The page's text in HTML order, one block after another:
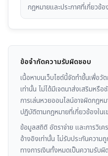
กฎหมายและประกาศที่เกี่ยวข้
ข้อจำกัดความรับผิดชอบ
เนื้อหาบนเว็บไซต์นี้จัดทำขึ้นเพื่อวั
เท่านั้น ไม่ได้มีเจตนาส่งเสริมหรื
การเล่นหวยออนไลน์อาจผิดกฎห
ปฏิบัติตามกฎหมายที่เกี่ยวข้องใน
ข้อมูลสถิติ อัตราจ่าย และการวิเค
อ้างอิงเท่านั้น ไม่รับประกันควา
ทางการเงินทั้งหมดเป็นความรับ